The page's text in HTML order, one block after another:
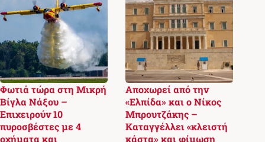
Φωτιά τώρα στη Μικρή
Βίγλα Νάξου –
Επιχειρούν 10
πυροσβέστες με 4
οχήματα και
Αποχωρεί από την
«Ελπίδα» και ο Νίκος
Μπρουτζάκης –
Καταγγέλλει «κλειστή
κάστα» και φίμωση